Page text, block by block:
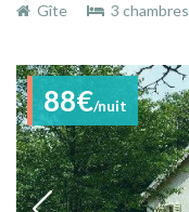
Gîte
3 chambres
88€/nuit